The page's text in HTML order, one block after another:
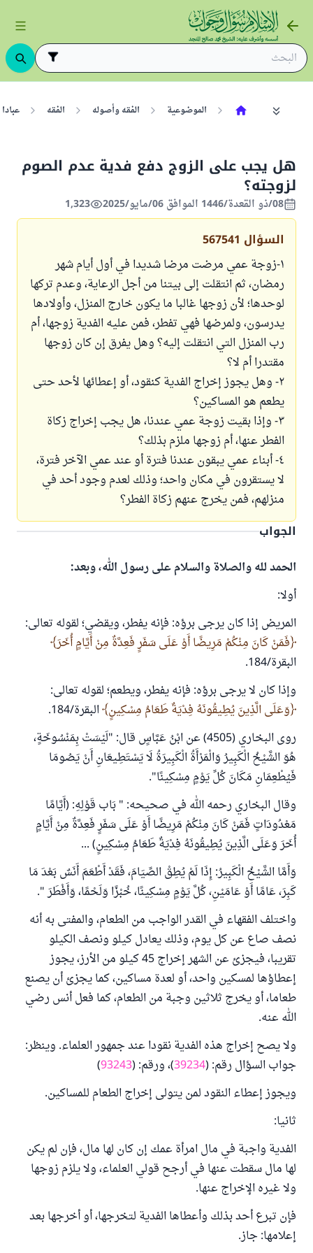
الموضوعية الفقه وأصوله الفقه
هل يجب على الزوج دفع فدية عدم الصوم
لزوجته؟
08/ذو القعدة/1446 الموافق 06/مايو/2025 1,323
السؤال 567541
١-زوجة عمي مرضت مرضا شديدا في أول أيام شهر
رمضان، ثم انتقلت إلى بيتنا من أجل الرعاية، وعدم تركها
لوحدها؛ لأن زوجها غالبا ما يكون خارج المنزل، وأولادها
يدرسون، ولمرضها فهي تفطر، فمن عليه الفدية زوجها، أم
رب المنزل التي انتقلت إليه؟ وهل يفرق إن كان زوجها
مقتدرا أم لا؟
٢- وهل يجوز إخراج الفدية كنقود، أو إعطائها لأحد حتى
يطعم هو المساكين؟
٣- وإذا بقيت زوجة عمي عندنا، هل يجب إخراج زكاة
الفطر عنها، أم زوجها ملزم بذلك؟
٤- أبناء عمي يبقون عندنا فترة أو عند عمي الآخر فترة،
لا يستقرون في مكان واحد؛ وذلك لعدم وجود أحد في
منزلهم، فمن يخرج عنهم زكاة الفطر؟
الجواب
الحمد لله والصلاة والسلام على رسول الله، وبعد:
أولا:
المريض إذا كان يرجى برؤه: فإنه يفطر، ويقضي؛ لقوله تعالى:
فَمَنْ كَانَ مِنْكُمْ مَرِيضًا أَوْ عَلَى سَفَرٍ فَعِدَّةٌ مِنْ أَيَّامٍ أُخَرَ
البقرة/184.
وإذا كان لا يرجى برؤه: فإنه يفطر، ويطعم؛ لقوله تعالى:
وَعَلَى الَّذِينَ يُطِيقُونَهُ فِدْيَةٌ طَعَامُ مِسْكِينٍ البقرة/184.
روى البخاري (4505) عن ابْنُ عَبَّاسٍ قال: "لَيْسَتْ بِمَنْسُوخَةٍ،
هُوَ الشَّيْخُ الْكَبِيرُ وَالْمَرْأَةُ الْكَبِيرَةُ لَا يَسْتَطِيعَانِ أَنْ يَصُومَا
فَيُطْعِمَانِ مَكَانَ كُلِّ يَوْمٍ مِسْكِينًا".
وقال البخاري رحمه الله في صحيحه: " بَاب قَوْلِهِ: (أَيَّامًا
مَعْدُودَاتٍ فَمَنْ كَانَ مِنْكُمْ مَرِيضًا أَوْ عَلَى سَفَرٍ فَعِدَّةٌ مِنْ أَيَّامٍ
أُخَرَ وَعَلَى الَّذِينَ يُطِيقُونَهُ فِدْيَةٌ طَعَامُ مِسْكِينٍ) ...
وَأَمَّا الشَّيْخُ الْكَبِيرُ: إِذَا لَمْ يُطِقْ الصِّيَامَ، فَقَدْ أَطْعَمَ أَنَسٌ بَعْدَ مَا
كَبِرَ، عَامًا أَوْ عَامَيْنِ، كُلَّ يَوْمٍ مِسْكِينًا، خُبْزًا وَلَحْمًا، وَأَفْطَرَ ".
واختلف الفقهاء في القدر الواجب من الطعام، والمفتى به أنه
نصف صاع عن كل يوم، وذلك يعادل كيلو ونصف الكيلو
تقريبا، فيجزئ عن الشهر إخراج 45 كيلو من الأرز، يجوز
إعطاؤها لمسكين واحد، أو لعدة مساكين، كما يجزئ أن يصنع
طعاما، أو يخرج ثلاثين وجبة من الطعام، كما فعل أنس رضي
الله عنه.
ولا يصح إخراج هذه الفدية نقودا عند جمهور العلماء. وينظر:
جواب السؤال رقم: (39234)، ورقم: (93243
)
ويجوز إعطاء النقود لمن يتولى إخراج الطعام للمساكين.
ثانيا:
الفدية واجبة في مال امرأة عمك إن كان لها مال، فإن لم يكن
لها مال سقطت عنها في أرجح قولي العلماء، ولا يلزم زوجها
ولا غيره الإخراج عنها.
فإن تبرع أحد بذلك وأعطاها الفدية لتخرجها، أو أخرجها بعد
إعلامها: جاز.